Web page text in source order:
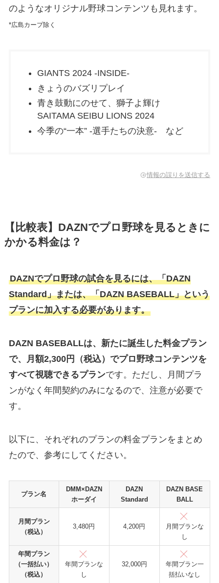
のようなオリジナル野球コンテンツも見れます。
*広島カープ除く
GIANTS 2024 -INSIDE-
きょうのバズリプレイ
青き鼓動にのせて、獅子よ輝け
SAITAMA SEIBU LIONS 2024
今季の“一本” -選手たちの決意- など
情報の誤りを送信する
【比較表】DAZNでプロ野球を見るときに
かかる料金は？
DAZNでプロ野球の試合を見るには、「DAZN
Standard」または、「DAZN BASEBALL」という
プランに加入する必要があります。
DAZN BASEBALLは、新たに誕生した料金プラン
で、月額2,300円（税込）でプロ野球コンテンツを
すべて視聴できるプランです。ただし、月間プラ
ンがなく年間契約のみになるので、注意が必要で
す。
以下に、それぞれのプランの料金プランをまとめ
たので、参考にしてください。
プラン名
DMM×DAZN
ホーダイ
DAZN
Standard
DAZN BASE
BALL
月間プラン
（税込）
3,480円 4,200円
月間プランな
し
年間プラン
（一括払い）
（税込）
年間プランな
し
32,000円
年間プラン一
括払いなし